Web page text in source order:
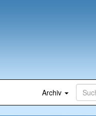
Archiv